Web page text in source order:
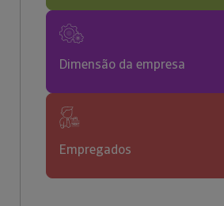
Dimensão da empresa
Empregados